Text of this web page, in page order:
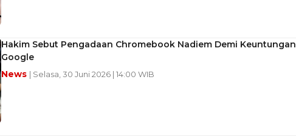
Hakim Sebut Pengadaan Chromebook Nadiem Demi Keuntungan
Google
News | Selasa, 30 Juni 2026 | 14:00 WIB